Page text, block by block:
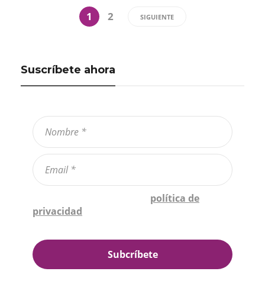
1 2 SIGUIENTE
Suscríbete ahora
política de
privacidad